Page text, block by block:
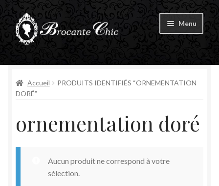
Aller
à
la
Aller
au
contenu
Menu
le
menu
Tous les produits
Ouvrir
enfant
Mon compte
Accueil
PRODUITS IDENTIFIÉS “ORNEMENTATION
DORÉ”
ornementation doré
Aucun produit ne correspond à votre
sélection.